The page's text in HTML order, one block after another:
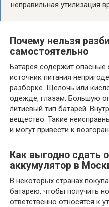
неправильная утилизация
Почему нельзя
самостоятельно
Батарея содержит
источник питания
разборке. Щелочь или
одежде, глазам. Большую
литиевый тип батарей.
вещество. Такие
и могут привести к
Как выгодно сдать
аккумулятор в
В некоторых странах
батарею, чтобы получить
ответственно относятся к